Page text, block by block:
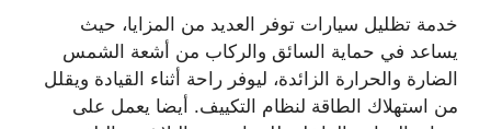
خدمة تظليل سيارات توفر العديد من المزايا، حيث
يساعد في حماية السائق والركاب من أشعة الشمس
الضارة والحرارة الزائدة، ليوفر راحة أثناء القيادة ويقلل
من استهلاك الطاقة لنظام التكييف. أيضا يعمل على